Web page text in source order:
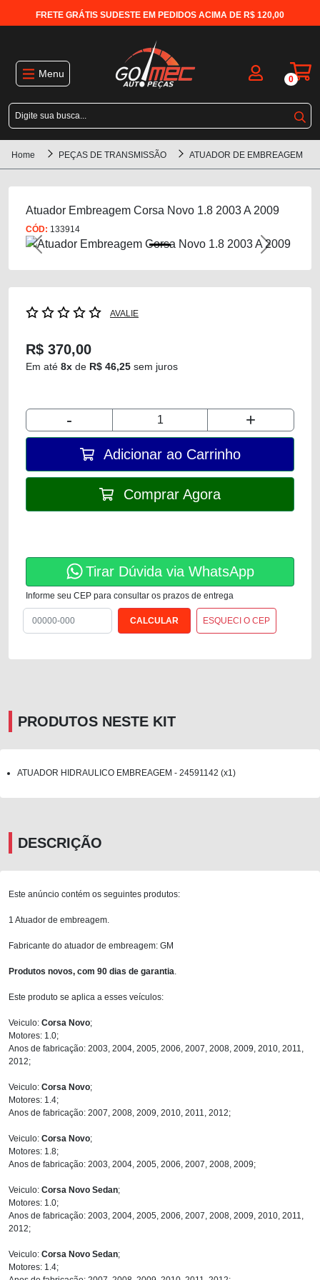
FRETE GRÁTIS SUDESTE EM PEDIDOS ACIMA DE R$ 120,00
Menu 0
Home PEÇAS DE TRANSMISSÃO ATUADOR DE EMBREAGEM
Atuador Embreagem Corsa Novo 1.8 2003 A 2009
CÓD: 133914
Previous Next
AVALIE
R$ 370,00
Em até 8x de R$ 46,25 sem juros
- +
Adicionar ao Carrinho
Comprar Agora
Tirar Dúvida via WhatsApp
Informe seu CEP para consultar os prazos de entrega
ESQUECI O CEP
PRODUTOS NESTE KIT
ATUADOR HIDRAULICO EMBREAGEM - 24591142 (x1)
DESCRIÇÃO
Este anúncio contém os seguintes produtos:
1 Atuador de embreagem.
Fabricante do atuador de embreagem: GM
Produtos novos, com 90 dias de garantia
Este produto se aplica a esses veículos:
Veiculo: Corsa Novo;
Motores: 1.0;
Anos de fabricação: 2003, 2004, 2005, 2006, 2007, 2008, 2009, 2010, 2011,
2012;
Veiculo: Corsa Novo;
Motores: 1.4;
Anos de fabricação: 2007, 2008, 2009, 2010, 2011, 2012;
Veiculo: Corsa Novo;
Motores: 1.8;
Anos de fabricação: 2003, 2004, 2005, 2006, 2007, 2008, 2009;
Veiculo: Corsa Novo Sedan;
Motores: 1.0;
Anos de fabricação: 2003, 2004, 2005, 2006, 2007, 2008, 2009, 2010, 2011,
2012;
Veiculo: Corsa Novo Sedan;
Motores: 1.4;